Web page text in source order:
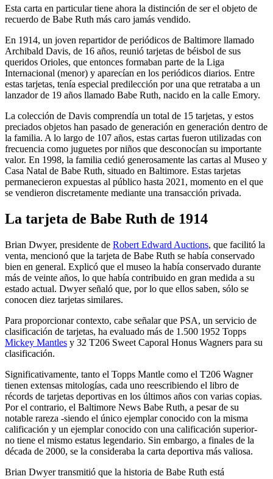
Esta carta en particular tiene ahora la distinción de ser el objeto de
recuerdo de Babe Ruth más caro jamás vendido.
En 1914, un joven repartidor de periódicos de Baltimore llamado
Archibald Davis, de 16 años, reunió tarjetas de béisbol de sus
queridos Orioles, que entonces formaban parte de la Liga
Internacional (menor) y aparecían en los periódicos diarios. Entre
estas tarjetas, tenía especial predilección por una que retrataba a un
lanzador de 19 años llamado Babe Ruth, nacido en la calle Emory.
La colección de Davis comprendía un total de 15 tarjetas, y estos
preciados objetos han pasado de generación en generación dentro de
la familia. A lo largo de 107 años, estas cartas fueron utilizadas con
frecuencia como juguetes por niños que desconocían su importante
valor. En 1998, la familia cedió generosamente las cartas al Museo y
Casa Natal de Babe Ruth, situado en Baltimore. Estas tarjetas
permanecieron expuestas al público hasta 2021, momento en el que
se vendieron discretamente mediante una transacción privada.
La tarjeta de Babe Ruth de 1914
Brian Dwyer, presidente de Robert Edward Auctions, que facilitó la
venta, mencionó que la tarjeta de Babe Ruth se había conservado
bien en general. Explicó que el museo la había conservado durante
más de veinte años, lo que había contribuido en gran medida a su
estado actual. Dwyer señaló que, por lo que ellos saben, sólo se
conocen diez tarjetas similares.
Para proporcionar contexto, cabe señalar que PSA, un servicio de
clasificación de tarjetas, ha evaluado más de 1.500 1952 Topps
Mickey Mantles y 32 T206 Sweet Caporal Honus Wagners para su
clasificación.
Significativamente, tanto el Topps Mantle como el T206 Wagner
tienen extensas mitologías, cada uno reescribiendo el libro de
récords de tarjetas deportivas en los últimos años con varias copias.
Por el contrario, el Baltimore News Babe Ruth, a pesar de su
notable rareza -siendo el único ejemplar conocido con la misma
calificación y un ejemplar conocido con una calificación superior-
no tiene el mismo estatus legendario. Sin embargo, a finales de la
década de 2000, se la consideraba la carta deportiva más valiosa.
Brian Dwyer transmitió que la historia de Babe Ruth está